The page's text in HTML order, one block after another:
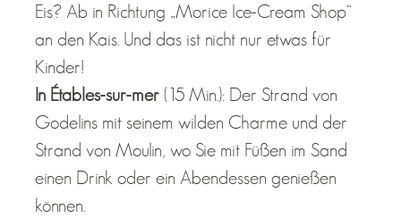
Eis? Ab in Richtung „Morice Ice-Cream Shop“
an den Kais. Und das ist nicht nur etwas für
Kinder!
In Étables-sur-mer(15 Min.): Der Strand von
Godelins mit seinem wilden Charme und der
Strand von Moulin, wo Sie mit Füßen im Sand
einen Drink oder ein Abendessen genießen
können.